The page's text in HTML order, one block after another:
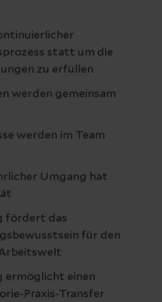
statt um die
zu erfüllen
werden gemeinsam
werden im Team
Umgang hat
fördert das
für den
ermöglicht einen
Praxis-Transfer